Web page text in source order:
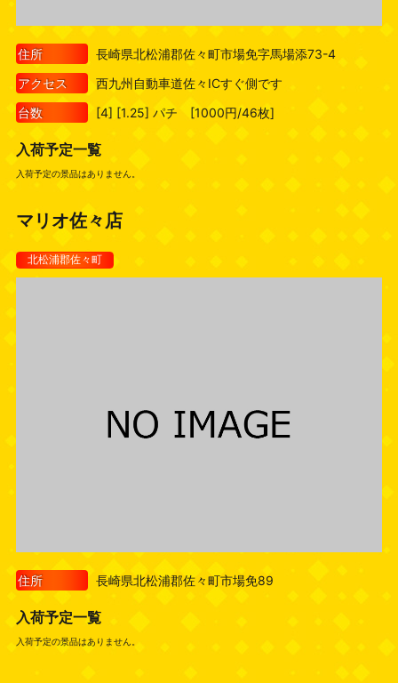
住所
長崎県北松浦郡佐々町市場免字馬場添73-4
アクセス
西九州自動車道佐々ICすぐ側です
台数
[4] [1.25] パチ [1000円/46枚]
入荷予定一覧
入荷予定の景品はありません。
マリオ佐々店
北松浦郡佐々町
住所 長崎県北松浦郡佐々町市場免89
入荷予定一覧
入荷予定の景品はありません。